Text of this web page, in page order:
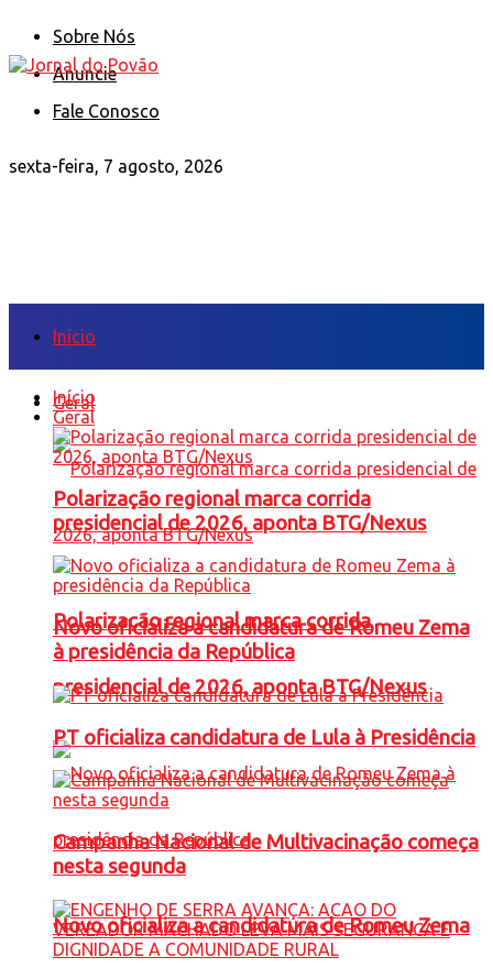
Sobre Nós
Anuncie
Fale Conosco
sexta-feira, 7 agosto, 2026
Início
Geral
Polarização regional marca corrida
presidencial de 2026, aponta BTG/Nexus
Novo oficializa a candidatura de Romeu Zema
Início
Geral
Polarização regional marca corrida
presidencial de 2026, aponta BTG/Nexus
Novo oficializa a candidatura de Romeu Zema
à presidência da República
PT oficializa candidatura de Lula à Presidência
Campanha Nacional de Multivacinação começa
nesta segunda